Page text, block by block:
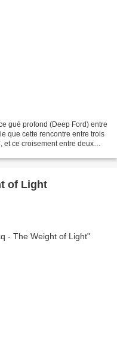
gué profond (Deep Ford) entre
que cette rencontre entre trois
et ce croisement entre deux
of Light